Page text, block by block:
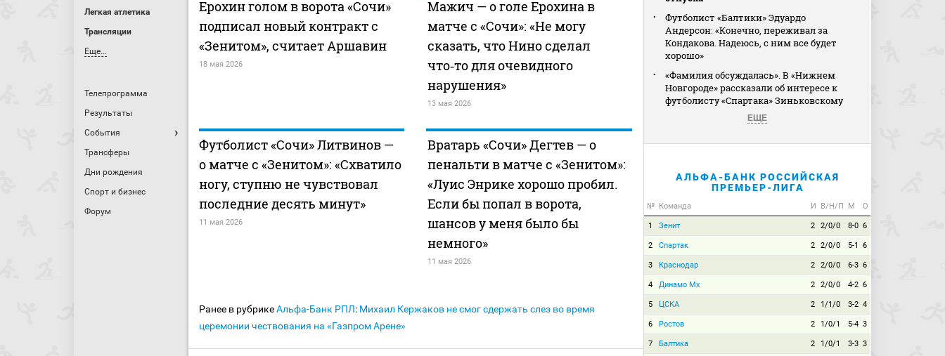
Легкая атлетика
Трансляции
Еще...
Телепрограмма
Результаты
События
Трансферы
Дни рождения
Спорт и бизнес
Форум
Ерохин голом в ворота «Сочи»
подписал новый контракт с
«Зенитом», считает Аршавин
18 мая 2026
Мажич — о голе Ерохина в
матче с «Сочи»: «Не могу
сказать, что Нино сделал
что‑то для очевидного
нарушения»
13 мая 2026
Футболист «Сочи» Литвинов —
о матче с «Зенитом»: «Схватило
ногу, ступню не чувствовал
последние десять минут»
11 мая 2026
Вратарь «Сочи» Дегтев — о
пенальти в матче с «Зенитом»:
«Луис Энрике хорошо пробил.
Если бы попал в ворота,
шансов у меня было бы
немного»
11 мая 2026
Ранее в рубрикеАльфа-Банк РПЛ: Михаил Кержаков не смог сдержать слез во время
церемонии чествования на «Газпром Арене»
Футболист «Балтики» Эдуардо
Андерсон: «Конечно, переживал за
Кондакова. Надеюсь, с ним все будет
хорошо»
«Фамилия обсуждалась». В «Нижнем
Новгороде» рассказали об интересе к
футболисту «Спартака» Зиньковскому
ЕЩЕ
АЛЬФА-БАНК РОССИЙСКАЯ
ПРЕМЬЕР-ЛИГА
№ Команда И В/Н/П М О
1 Зенит 2 2/0/0 8-0 6
2 Спартак 2 2/0/0 5-1 6
3 Краснодар 2 2/0/0 6-3 6
4 Динамо Мх 2 2/0/0 4-2 6
5 ЦСКА 2 1/1/0 3-2 4
6 Ростов 2 1/0/1 5-4 3
7 Балтика 2 1/0/1 3-3 3